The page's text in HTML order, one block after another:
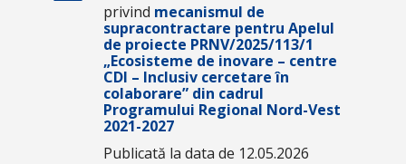
privind mecanismul de
supracontractare pentru Apelul
de proiecte PRNV/2025/113/1
„Ecosisteme de inovare – centre
CDI – Inclusiv cercetare în
colaborare” din cadrul
Programului Regional Nord-Vest
2021-2027
Publicată la data de 12.05.2026